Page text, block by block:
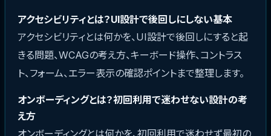
アクセシビリティとは？UI設計で後回しにしない基本
アクセシビリティとは何かを、UI設計で後回しにすると起
きる問題、WCAGの考え方、キーボード操作、コントラス
ト、フォーム、エラー表示の確認ポイントまで整理します。
オンボーディングとは？初回利用で迷わせない設計の考
え方